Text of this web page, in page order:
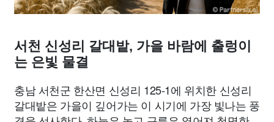
서천 신성리 갈대밭, 가을 바람에 출렁이
는 은빛 물결
충남 서천군 한산면 신성리 125-1에 위치한 신성리
갈대밭은 가을이 깊어가는 이 시기에 가장 빛나는 풍